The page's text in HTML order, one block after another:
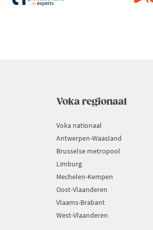
Voka regionaal
Voka nationaal
Antwerpen-Waasland
Brusselse metropool
Limburg
Mechelen-Kempen
Oost-Vlaanderen
Vlaams-Brabant
West-Vlaanderen